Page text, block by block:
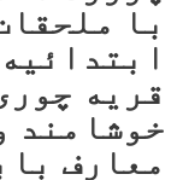
با
قریه
خوشامند